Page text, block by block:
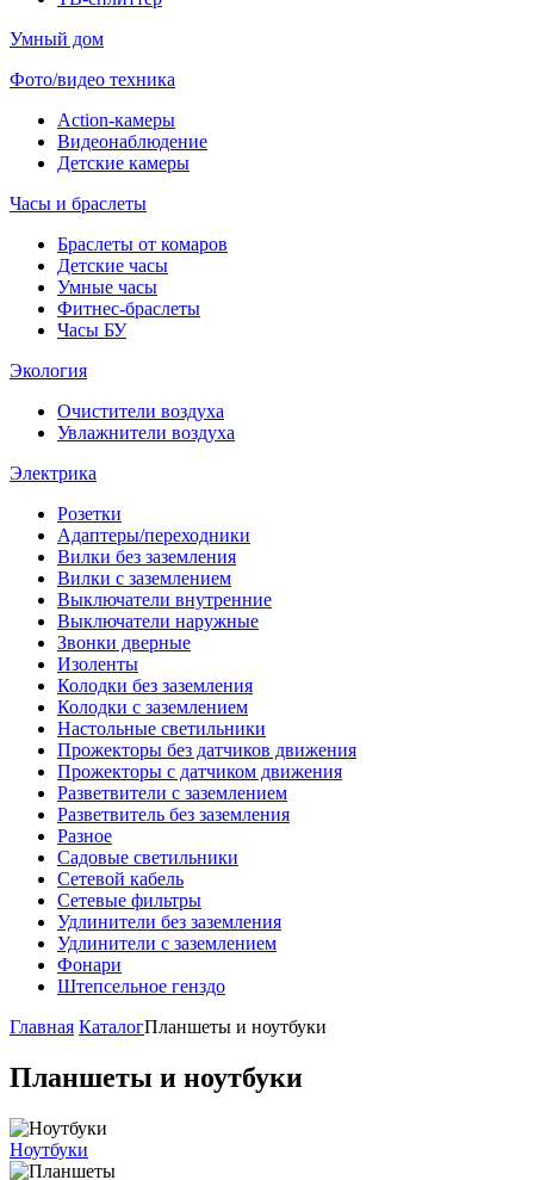
Умный дом
Фото/видео техника
Action-камеры
Видеонаблюдение
Детские камеры
Часы и браслеты
Браслеты от комаров
Детские часы
Умные часы
Фитнес-браслеты
Часы БУ
Экология
Очистители воздуха
Увлажнители воздуха
Электрика
Розетки
Адаптеры/переходники
Вилки без заземления
Вилки с заземлением
Выключатели внутренние
Выключатели наружные
Звонки дверные
Изоленты
Колодки без заземления
Колодки с заземлением
Настольные светильники
Прожекторы без датчиков движения
Прожекторы с датчиком движения
Разветвители с заземлением
Разветвитель без заземления
Разное
Садовые светильники
Сетевой кабель
Сетевые фильтры
Удлинители без заземления
Удлинители с заземлением
Фонари
Штепсельное генздо
Главная КаталогПланшеты и ноутбуки
Планшеты и ноутбуки
Ноутбуки